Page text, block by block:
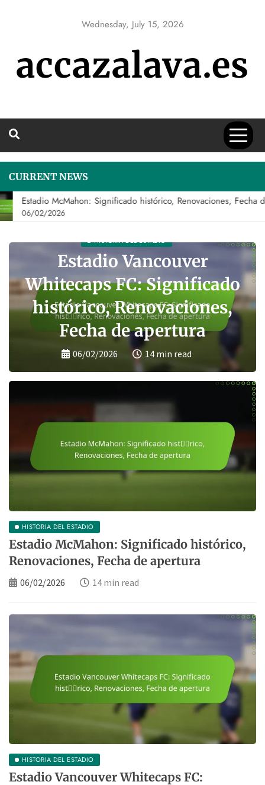
Wednesday, July 15, 2026
accazalava.es
CURRENT NEWS
Estadio McMahon: Significado histórico, Renovaciones, Fecha
06/02/2026
CAPACIDAD DEL ESTADIO
Tim Hortons Field:
Capacidad de asientos,
Planes de expansión, Uso
actual
06/02/2026 11 min read
HISTORIA DEL ESTADIO
Estadio McMahon: Significado histórico,
Renovaciones, Fecha de apertura
06/02/2026 14 min read
HISTORIA DEL ESTADIO
Estadio Vancouver Whitecaps FC: